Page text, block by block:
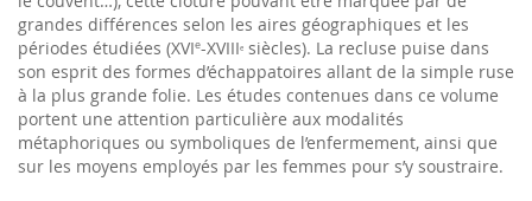
grandes différences selon les aires géographiques et les
périodes étudiées (XVIe-XVIIIe siècles). La recluse puise dans
son esprit des formes d’échappatoires allant de la simple ruse
à la plus grande folie. Les études contenues dans ce volume
portent une attention particulière aux modalités
métaphoriques ou symboliques de l’enfermement, ainsi que
sur les moyens employés par les femmes pour s’y soustraire.